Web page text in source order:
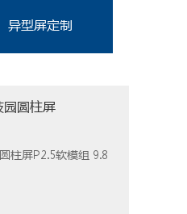
异型屏定制
园圆柱屏
屏P2.5软模组 9.8